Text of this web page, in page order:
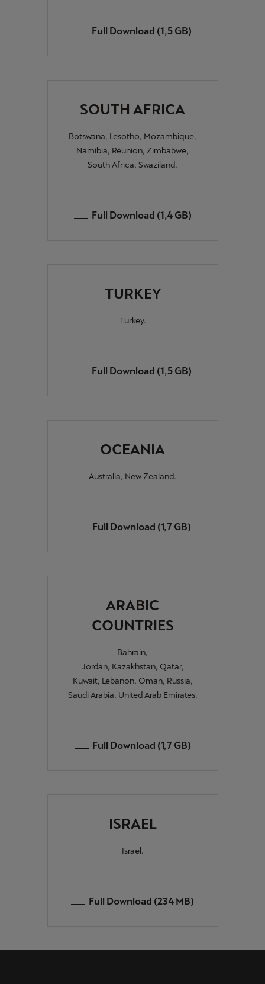
Full Download (1,5 GB)
SOUTH AFRICA
Botswana, Lesotho, Mozambique,
Namibia, Réunion, Zimbabwe,
South Africa, Swaziland.
Full Download (1,4 GB)
TURKEY
Turkey.
Full Download (1,5 GB)
OCEANIA
Australia, New Zealand.
Full Download (1,7 GB)
ARABIC
COUNTRIES
Bahrain,
Jordan, Kazakhstan, Qatar,
Kuwait, Lebanon, Oman, Russia,
Saudi Arabia, United Arab Emirates.
Full Download (1,7 GB)
ISRAEL
Israel.
Full Download (234 MB)